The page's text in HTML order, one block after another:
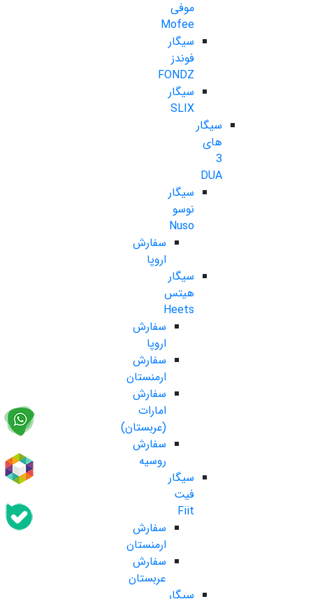
موفی
Mofee
سیگار
فوندز
FONDZ
سیگار
SLIX
سیگار
های
3
DUA
سیگار
نوسو
Nuso
سفارش
اروپا
سیگار
هیتس
Heets
سفارش
اروپا
سفارش
ارمنستان
سفارش
امارات
(عربستان)
سفارش
روسیه
سیگار
فیت
Fiit
سفارش
ارمنستان
سفارش
عربستان
سیگار